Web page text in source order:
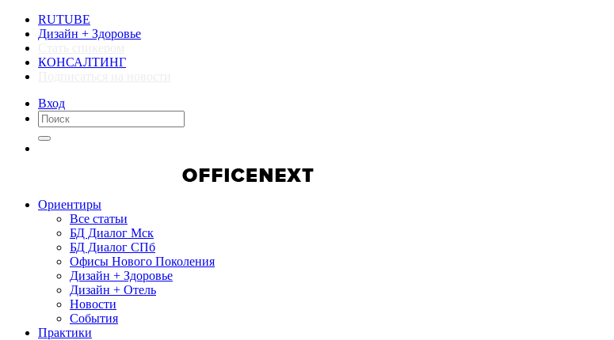
RUTUBE
Дизайн + Здоровье
КОНСАЛТИНГ
Вход
Ориентиры
Все статьи
БД Диалог Мск
БД Диалог СПб
Офисы Нового Поколения
Дизайн + Здоровье
Дизайн + Отель
Новости
События
Практики